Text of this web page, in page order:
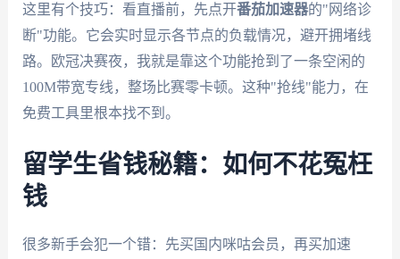
这里有个技巧：看直播前，先点开番茄加速器的"网络诊
断"功能。它会实时显示各节点的负载情况，避开拥堵线
路。欧冠决赛夜，我就是靠这个功能抢到了一条空闲的
100M带宽专线，整场比赛零卡顿。这种"抢线"能力，在
免费工具里根本找不到。
留学生省钱秘籍：如何不花冤枉
钱
很多新手会犯一个错：先买国内咪咕会员，再买加速